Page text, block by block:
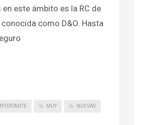
este ámbito es la RC de
como D&O. Hasta
MUY NUEVAS